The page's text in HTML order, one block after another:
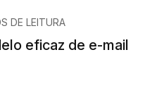
DE LEITURA
eficaz de e-mail